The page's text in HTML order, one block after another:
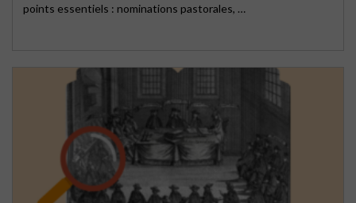
points essentiels : nominations pastorales, …